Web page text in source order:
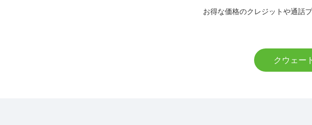
お得な価格のクレジットや通話
クウェー